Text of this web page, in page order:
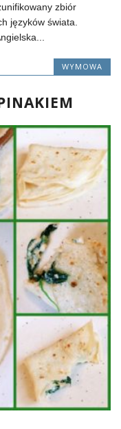
zbiór
języków świata.
WYMOWA